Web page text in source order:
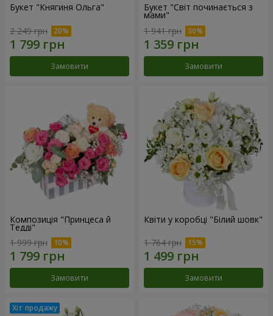
Букет "Княгиня Ольга"
2 249 грн
Замовити
Букет "Світ починається з
мами"
1 941 грн
Замовити
Композиція "Принцеса й
Тедді"
1 999 грн
Замовити
Квіти у коробці "Білий шовк"
1 764 грн
Замовити